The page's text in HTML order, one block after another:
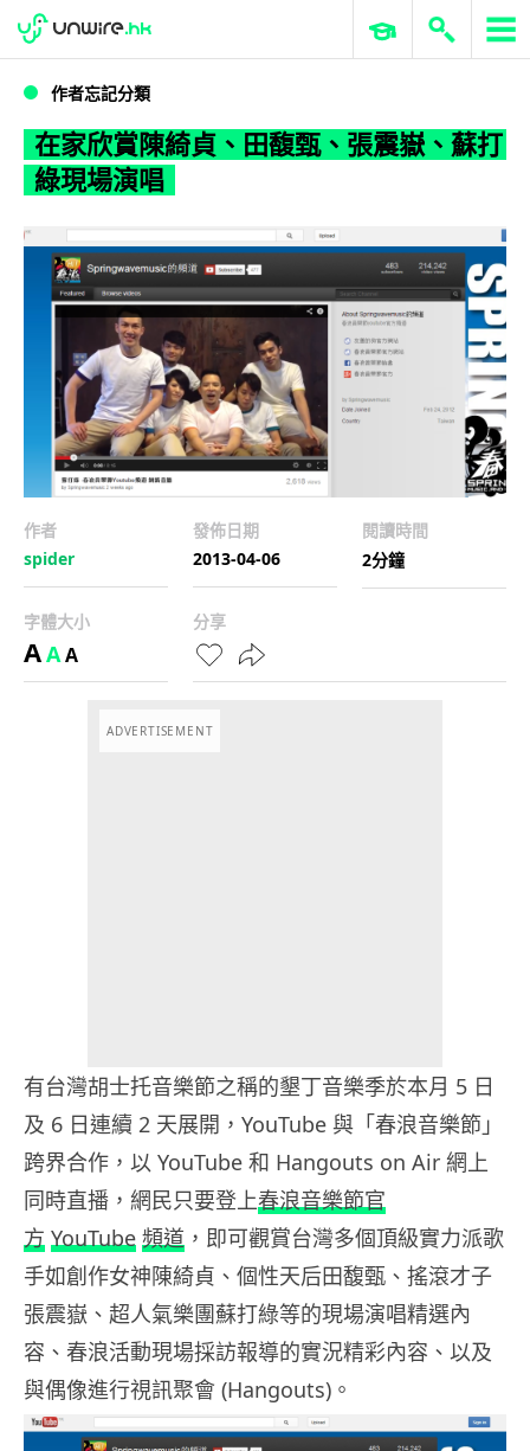
WWDC 2026 ERP 與商業 AI
作者忘記分類
在家欣賞陳綺貞、田馥甄、張震嶽、蘇打
綠現場演唱
作者
spider
發佈日期
2013-04-06
閱讀時間
2分鐘
字體大小
AAA
分享
ADVERTISEMENT
有台灣胡士托音樂節之稱的墾丁音樂季於本月 5 日
及 6 日連續 2 天展開，YouTube 與「春浪音樂節」
跨界合作，以 YouTube 和 Hangouts on Air 網上
同時直播，網民只要登上春浪音樂節官
方 YouTube 頻道 ，即可觀賞台灣多個頂級實力派歌
手如創作女神陳綺貞、 個性天后田馥甄、搖滾才子
張震嶽、 超人氣樂團蘇打綠等的現場演唱精選內
容、 春浪活動現場採訪報導的實況精彩內容、以及
與偶像進行視訊聚會 (Hangouts)。